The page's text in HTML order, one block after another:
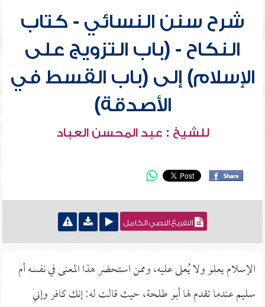
شرح سنن النسائي - كتاب
النكاح - (باب التزويج على
الإسلام) إلى (باب القسط في
الأصدقة)
للشيخ : عبد المحسن العباد
التفريغ النصي الكامل
الإسلام يعلو ولا يُعلى عليه، وممن استحضر هذا المعنى في نفسه أم
سليم عندما تقدم لها أبو طلحة، حيث قالت له: إنك كافر وإني